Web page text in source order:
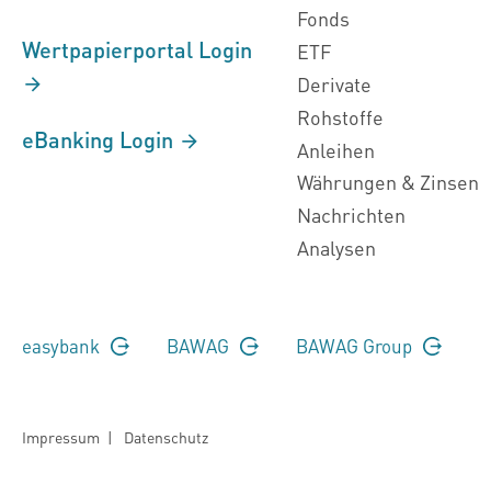
Wertpapierportal Login
eBanking Login
Fonds
ETF
Derivate
Rohstoffe
Anleihen
Währungen & Zinsen
Nachrichten
Analysen
easybank BAWAG BAWAG Group
Impressum | Datenschutz